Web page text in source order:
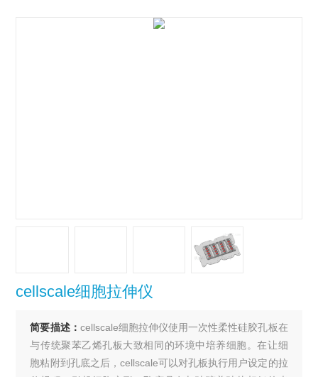
cellscale细胞拉伸仪
简要描述： cellscale细胞拉伸仪使用一次性柔性硅胶孔板在
与传统聚苯乙烯孔板大致相同的环境中培养细胞。在让细
胞粘附到孔底之后，cellscale可以对孔板执行用户设定的拉